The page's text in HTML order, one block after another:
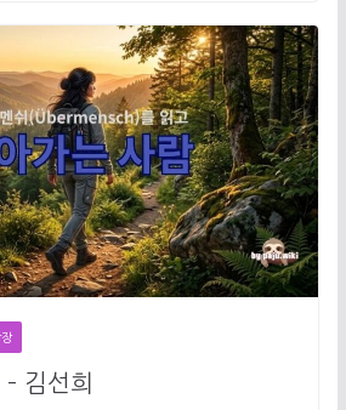
김선희